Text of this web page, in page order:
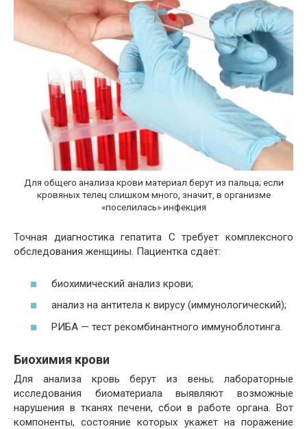
Для общего анализа крови материал берут из пальца; если
кровяных телец слишком много, значит, в организме
«поселилась» инфекция
Точная диагностика гепатита С требует комплексного
обследования женщины. Пациентка сдаёт:
биохимический анализ крови;
анализ на антитела к вирусу (иммунологический);
РИБА — тест рекомбинантного иммуноблотинга.
Биохимия крови
Для анализа кровь берут из вены; лабораторные
исследования биоматериала выявляют возможные
нарушения в тканях печени, сбои в работе органа. Вот
компоненты, состояние которых укажет на поражение